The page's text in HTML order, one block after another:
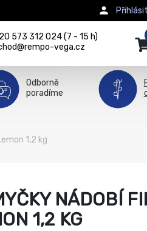
Přihlásit
573 312 024 (7 - 15 h)
vega.cz
Odborně
poradíme
1,2 kg
NÁDOBÍ
1,2 KG